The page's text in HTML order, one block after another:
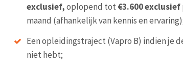
exclusief,oplopend tot €3.600 exclusief
maand (afhankelijk van kennis en
Een opleidingstraject (Vapro B) indien je
niet hebt;